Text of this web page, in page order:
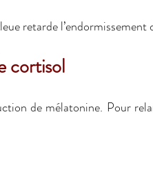
retarde l’endormissement
cortisol
de mélatonine. Pour